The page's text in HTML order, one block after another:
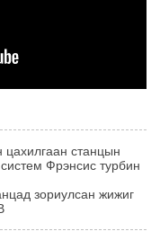
станцын
Фрэнсис турбин
зориулсан жижиг